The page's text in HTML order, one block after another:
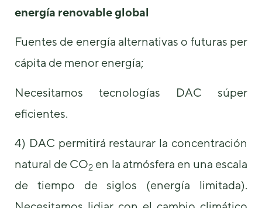
energía renovable global
Fuentes de energía alternativas o futuras per
cápita de menor energía;
Necesitamos tecnologías DAC súper
eficientes.
4) DAC permitirá restaurar la concentración
natural de CO2 en la atmósfera en una escala
de tiempo de siglos (energía limitada).